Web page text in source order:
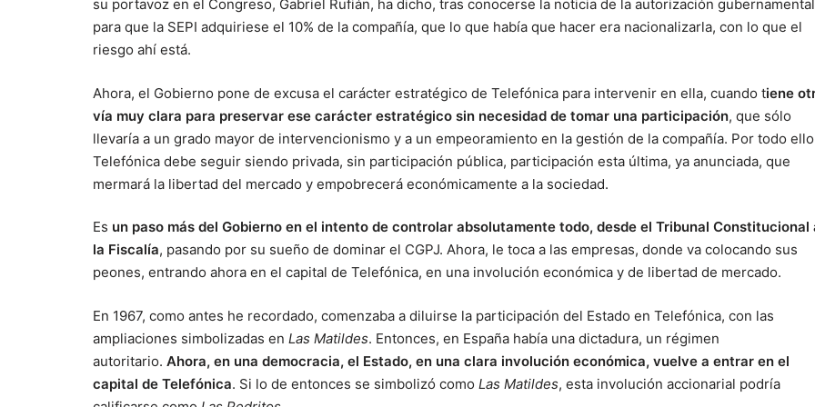
su portavoz en el Congreso, Gabriel Rufián, ha dicho, tras conocerse la noticia de la autorización gubernamental
para que la SEPI adquiriese el 10% de la compañía, que lo que había que hacer era nacionalizarla, con lo que el
riesgo ahí está.
Ahora, el Gobierno pone de excusa el carácter estratégico de Telefónica para intervenir en ella, cuando tiene
vía muy clara para preservar ese carácter estratégico sin necesidad de tomar una participación, que sólo
llevaría a un grado mayor de intervencionismo y a un empeoramiento en la gestión de la compañía. Por todo
Telefónica debe seguir siendo privada, sin participación pública, participación esta última, ya anunciada, que
mermará la libertad del mercado y empobrecerá económicamente a la sociedad.
Es un paso más del Gobierno en el intento de controlar absolutamente todo, desde el Tribunal Constitucional
la Fiscalía, pasando por su sueño de dominar el CGPJ. Ahora, le toca a las empresas, donde va colocando sus
peones, entrando ahora en el capital de Telefónica, en una involución económica y de libertad de mercado.
En 1967, como antes he recordado, comenzaba a diluirse la participación del Estado en Telefónica, con las
ampliaciones simbolizadas en Las Matildes. Entonces, en España había una dictadura, un régimen
autoritario. Ahora, en una democracia, el Estado, en una clara involución económica, vuelve a entrar en el
capital de Telefónica. Si lo de entonces se simbolizó como Las Matildes, esta involución accionarial podría